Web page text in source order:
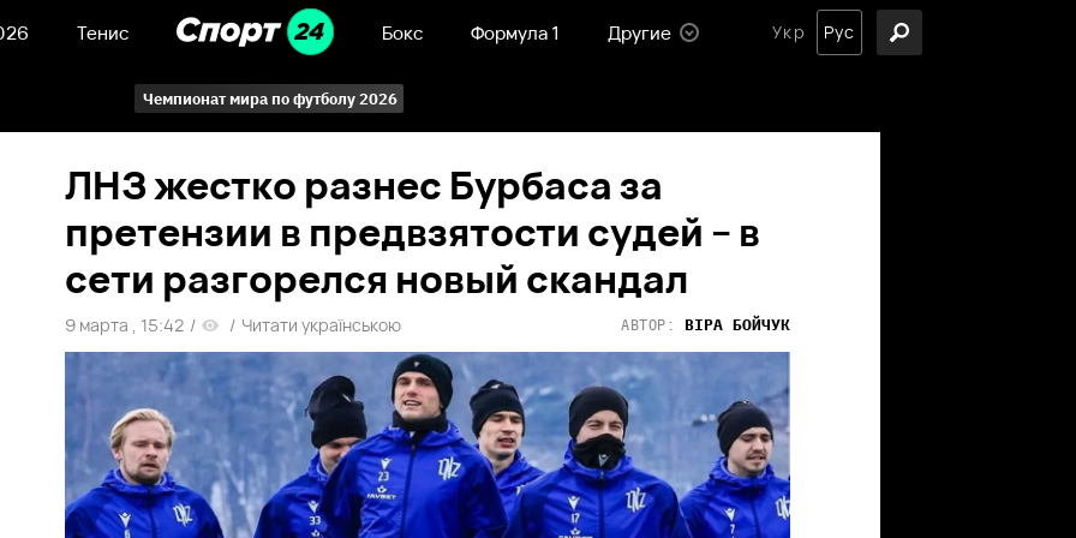
Тенис Бокс Формула 1 Другие Укр Рус
Чемпионат мира по футболу 2026
ЛНЗ жестко разнес Бурбаса за
претензии в предвзятости судей – в
сети разгорелся новый скандал
9 марта , 15:42 / / Читати українською АВТОР: ВІРА БОЙЧУК